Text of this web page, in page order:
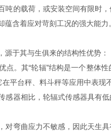
吨的载荷，或安装空间有限时
含着应对苛刻工况的强大能力
于其与生俱来的结构性优势：
点。其“轮辐”结构是一个整体
平台秤、料斗秤等应用中表现
感器相比，轮辐式传感器具有
对弯曲应力不敏感，因此天生